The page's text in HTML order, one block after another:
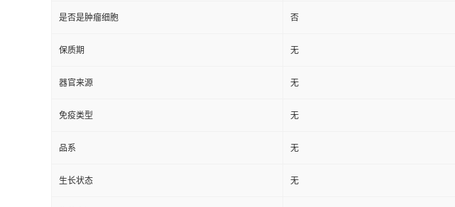
是否是肿瘤细胞 否
保质期 无
器官来源 无
免疫类型 无
品系 无
生长状态 无